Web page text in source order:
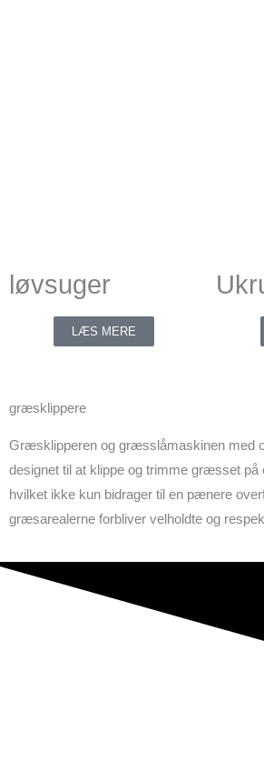
løvsuger
LÆS MERE
græsklippere
Græsklipperen og græsslåmaskinen med
designet til at klippe og trimme græsset
hvilket ikke kun bidrager til en pænere
græsarealerne forbliver velholdte og